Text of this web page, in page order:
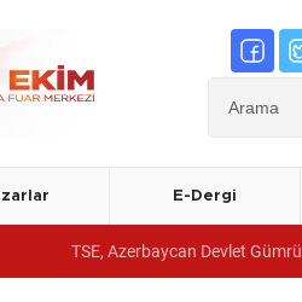
E-Dergi
Devlet Gümrük Komitesi